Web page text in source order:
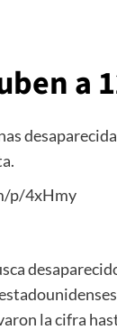
a
p/4xHmy
la cifra